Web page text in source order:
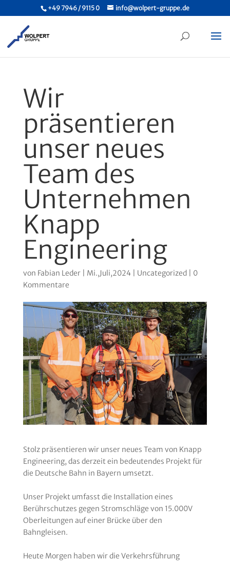
+49 7946 / 9115 0 info@wolpert-gruppe.de
Wir
präsentieren
unser neues
Team des
Unternehmen
Knapp
Engineering
von Fabian Leder| Mi.,Juli,2024| Uncategorized
0
Kommentare
Stolz präsentieren wir unser neues Team von Knapp
Engineering, das derzeit ein bedeutendes Projekt für
die Deutsche Bahn in Bayern umsetzt.
Unser Projekt umfasst die Installation eines
Berührschutzes gegen Stromschläge von 15.000V
Oberleitungen auf einer Brücke über den
Bahngleisen.
Heute Morgen haben wir die Verkehrsführung